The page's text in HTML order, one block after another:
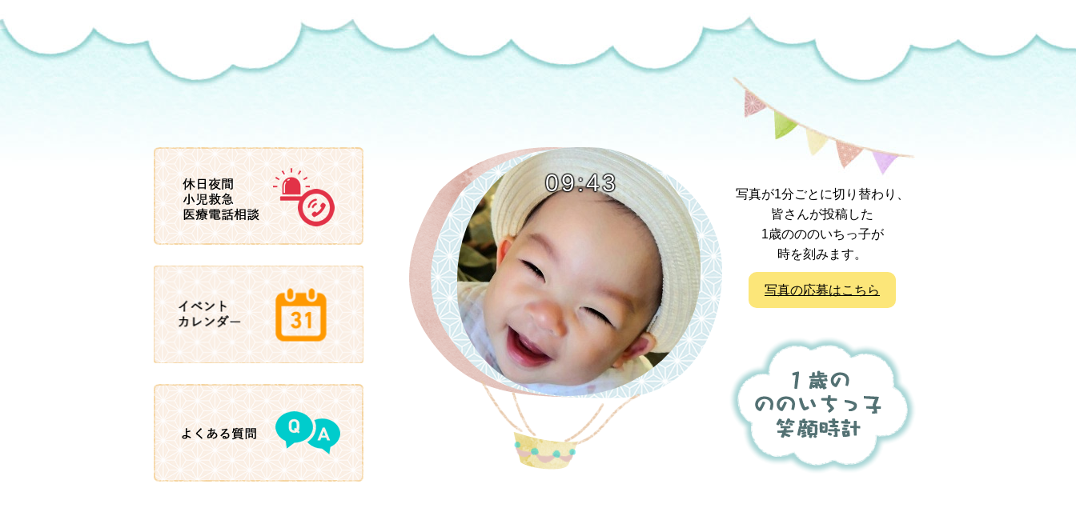
写真が1分ごとに切り替わり、
皆さんが投稿した
1歳のののいちっ子が
時を刻みます。
写真の応募はこちら
09:43